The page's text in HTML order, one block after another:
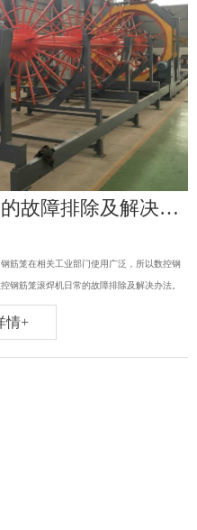
数控钢筋笼滚焊机日常的故障排除及解决办法！
筋笼在相关工业部门使用广泛，所以数控钢
钢筋笼滚焊机日常的故障排除及解决办法。
情+